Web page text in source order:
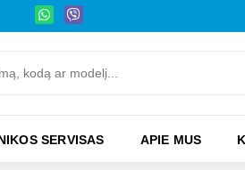
SERVISAS APIE MUS